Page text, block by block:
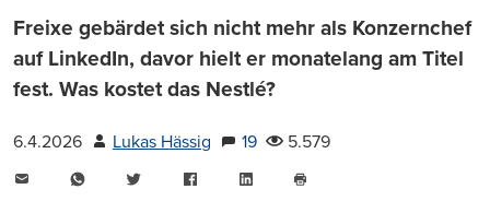
Freixe gebärdet sich nicht mehr als Konzernchef
auf LinkedIn, davor hielt er monatelang am Titel
fest. Was kostet das Nestlé?
6.4.2026 Lukas Hässig 19
5.579
WhatsAppTwitter FacebookLinkedIn